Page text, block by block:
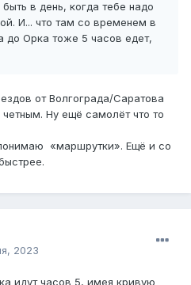
в день, когда тебе надо
И... что там со временем в
до Орка тоже 5 часов едет,
от Волгограда/Саратова
Ну ещё самолёт что то
«маршрутки». Ещё и со
2023
идут часов 5, имея кривую